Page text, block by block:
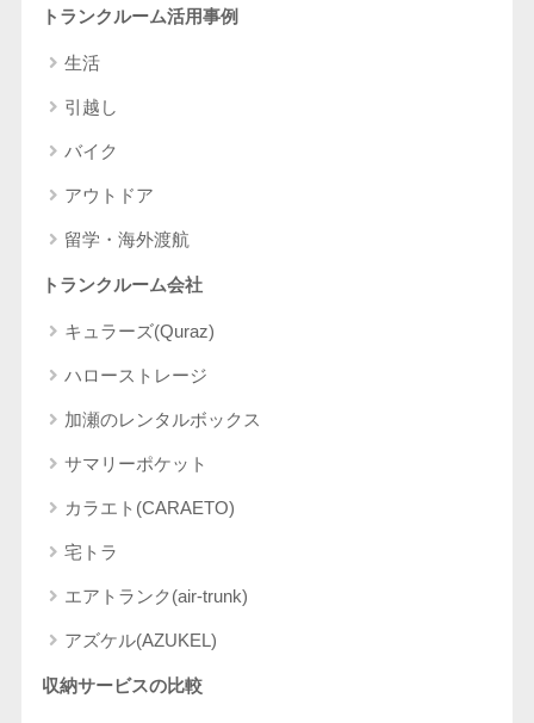
トランクルーム活用事例
生活
引越し
バイク
アウトドア
留学・海外渡航
トランクルーム会社
キュラーズ(Quraz)
ハローストレージ
加瀬のレンタルボックス
サマリーポケット
カラエト(CARAETO)
宅トラ
エアトランク(air-trunk)
アズケル(AZUKEL)
収納サービスの比較